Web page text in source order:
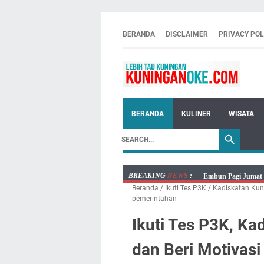
BERANDA DISCLAIMER PRIVACY
BERANDA KULINER WISATA
BREAKING NEWS :
Embun Pagi
Tetap Berjalan
Menenangkan, Ini
Nobar Final Piala
Warga Mulai
Beranda / Ikuti Tes P3K / Kadiskatan
pemerintahan
Ikuti Tes P3K,
dan Beri Motivasi